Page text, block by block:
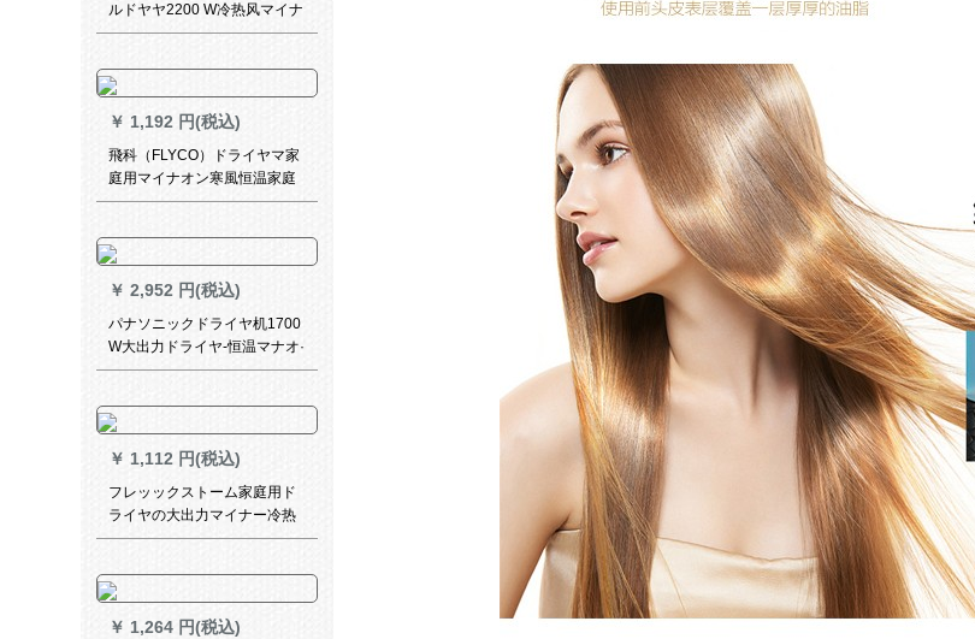
ルドヤヤ2200 W冷热风マイナ
ミュート学生ドライヤ筒恒温
￥ 1,192 円(税込)
飛科（FLYCO）ドライヤマ家
庭用マイナオン寒風恒温家庭
用大電力ドライヤー2200 Wオ
￥ 2,952 円(税込)
パナソニックドライヤ机1700
W大出力ドライヤ-恒温マナオ·
风吹理髪店ドライヤ·静音冷热
WNE 6 B魅力シンパゴ·ルドン
ドンドン·ゴ
￥ 1,112 円(税込)
フレッックストーム家庭用ド
ライヤの大出力マイナー冷热
风ドライヤ筒恒温ケアHP
￥ 1,264 円(税込)